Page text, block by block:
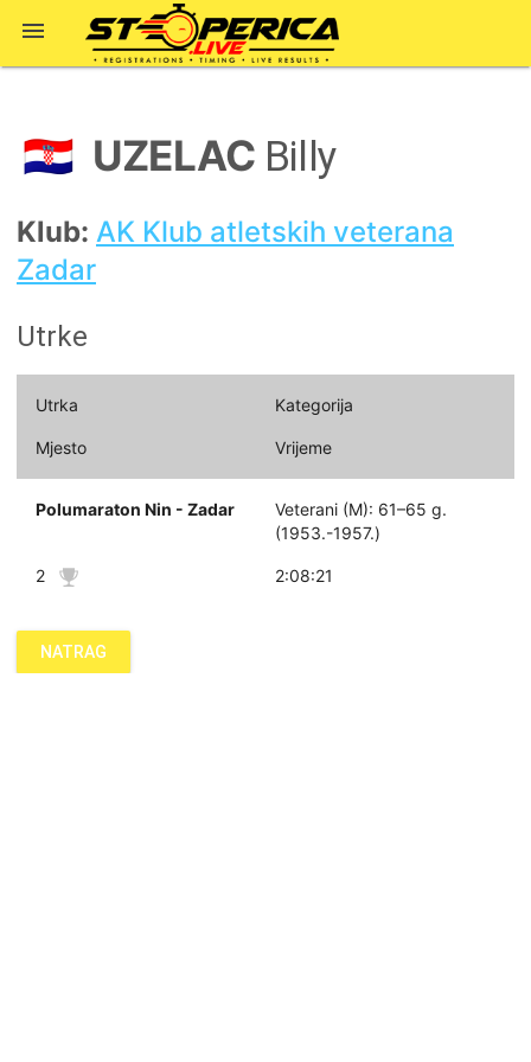

🇭🇷 UZELAC Billy
Klub: AK Klub atletskih veterana
Zadar
Utrke
Utrka Kategorija
Mjesto Vrijeme
Polumaraton Nin - Zadar
Veterani (M): 61–65 g.
(1953.-1957.)
2 2:08:21
NATRAG